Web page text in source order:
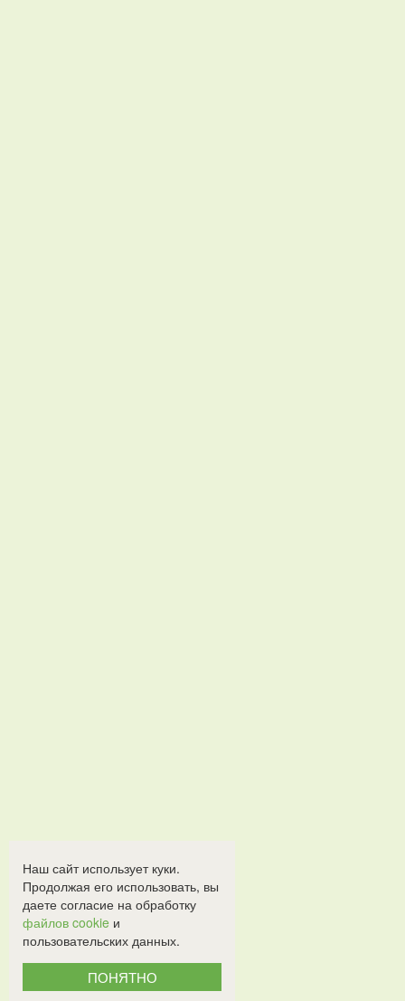
Наш сайт использует куки.
Продолжая его использовать, вы
даете согласие на обработку
файлов cookie и
пользовательских данных.
ПОНЯТНО